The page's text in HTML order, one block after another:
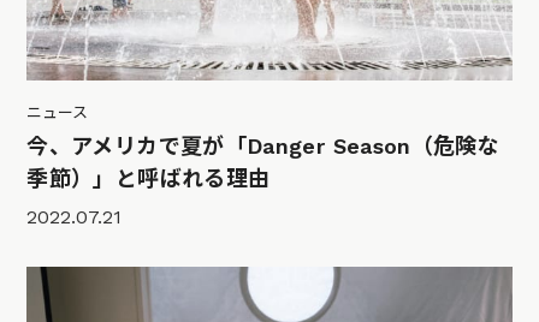
ニュース
今、アメリカで夏が「Danger Season（危険な
季節）」と呼ばれる理由
2022.07.21